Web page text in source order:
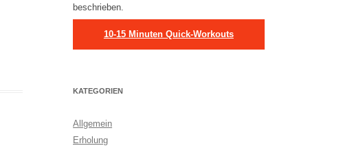
beschrieben.
10-15 Minuten Quick-Workouts
KATEGORIEN
Allgemein
Erholung